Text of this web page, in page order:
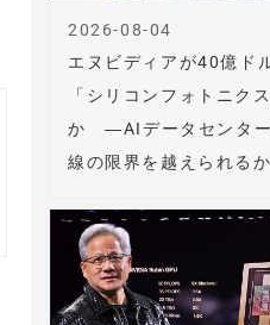
エヌビディアが40億ド
「シリコンフォトニク
か ―AIデータセンター
線の限界を越えられるか
2026-08-04